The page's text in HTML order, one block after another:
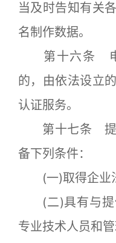
当及时告知有关
名制作数据。
第十六条 电
的，由依法设立
认证服务。
第十七条 提
备下列条件：
(一)取得企业
(二)具有与提
专业技术人员和